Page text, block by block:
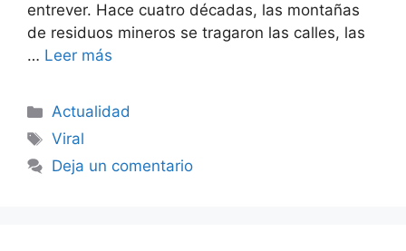
entrever. Hace cuatro décadas, las montañas
de residuos mineros se tragaron las calles, las
… Leer más
Categorías
Actualidad
Etiquetas
Viral
Deja un comentario